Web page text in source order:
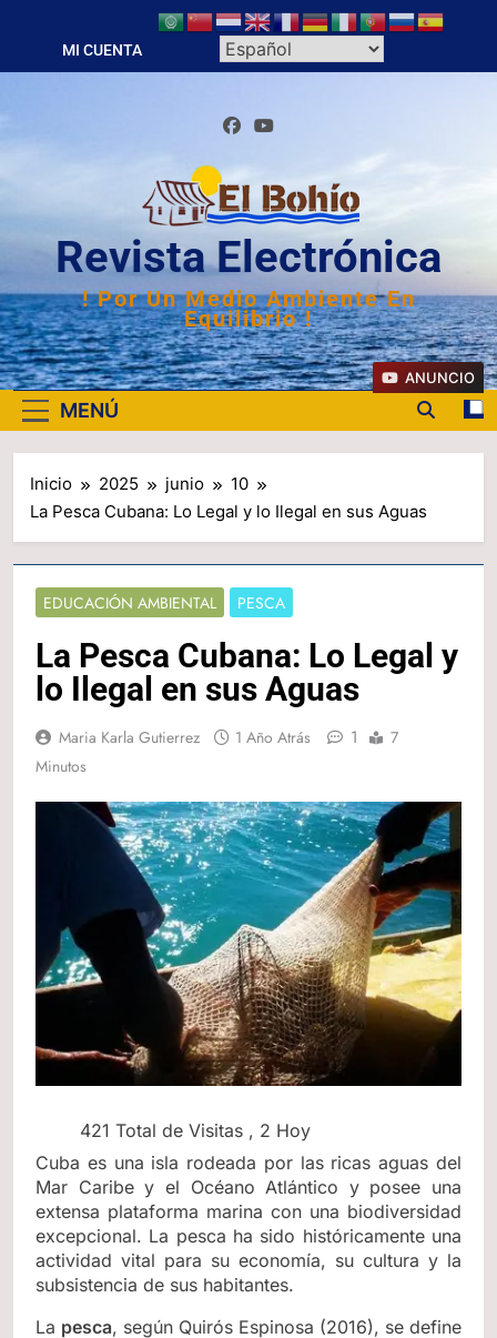
contenido
MI CUENTA
Revista Electrónica
! Por Un Medio Ambiente En
Equilibrio !
MENÚ
ANUNCIO
Inicio 2025 junio
10
La Pesca Cubana: Lo Legal y lo Ilegal en sus Aguas
EDUCACIÓN AMBIENTAL PESCA
La Pesca Cubana: Lo Legal y
lo Ilegal en sus Aguas
Maria Karla Gutierrez 1 Año Atrás 1
7
Minutos
421 Total de Visitas , 2 Hoy
Cuba es una isla rodeada por las ricas aguas del
Mar Caribe y el Océano Atlántico y posee una
extensa plataforma marina con una biodiversidad
excepcional. La pesca ha sido históricamente una
actividad vital para su economía, su cultura y la
subsistencia de sus habitantes.
La pesca, según Quirós Espinosa (2016), se define